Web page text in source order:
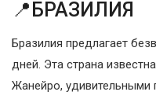
📍БРАЗИЛИЯ
Бразилия предлагает
дней. Эта страна
Жанейро, удивительными